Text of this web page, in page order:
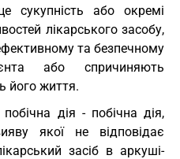
сукупність або окремі
лікарського засобу,
та безпечному
або спричиняють
його життя.
дія - побічна дія,
якої не відповідає
засіб в аркуші-